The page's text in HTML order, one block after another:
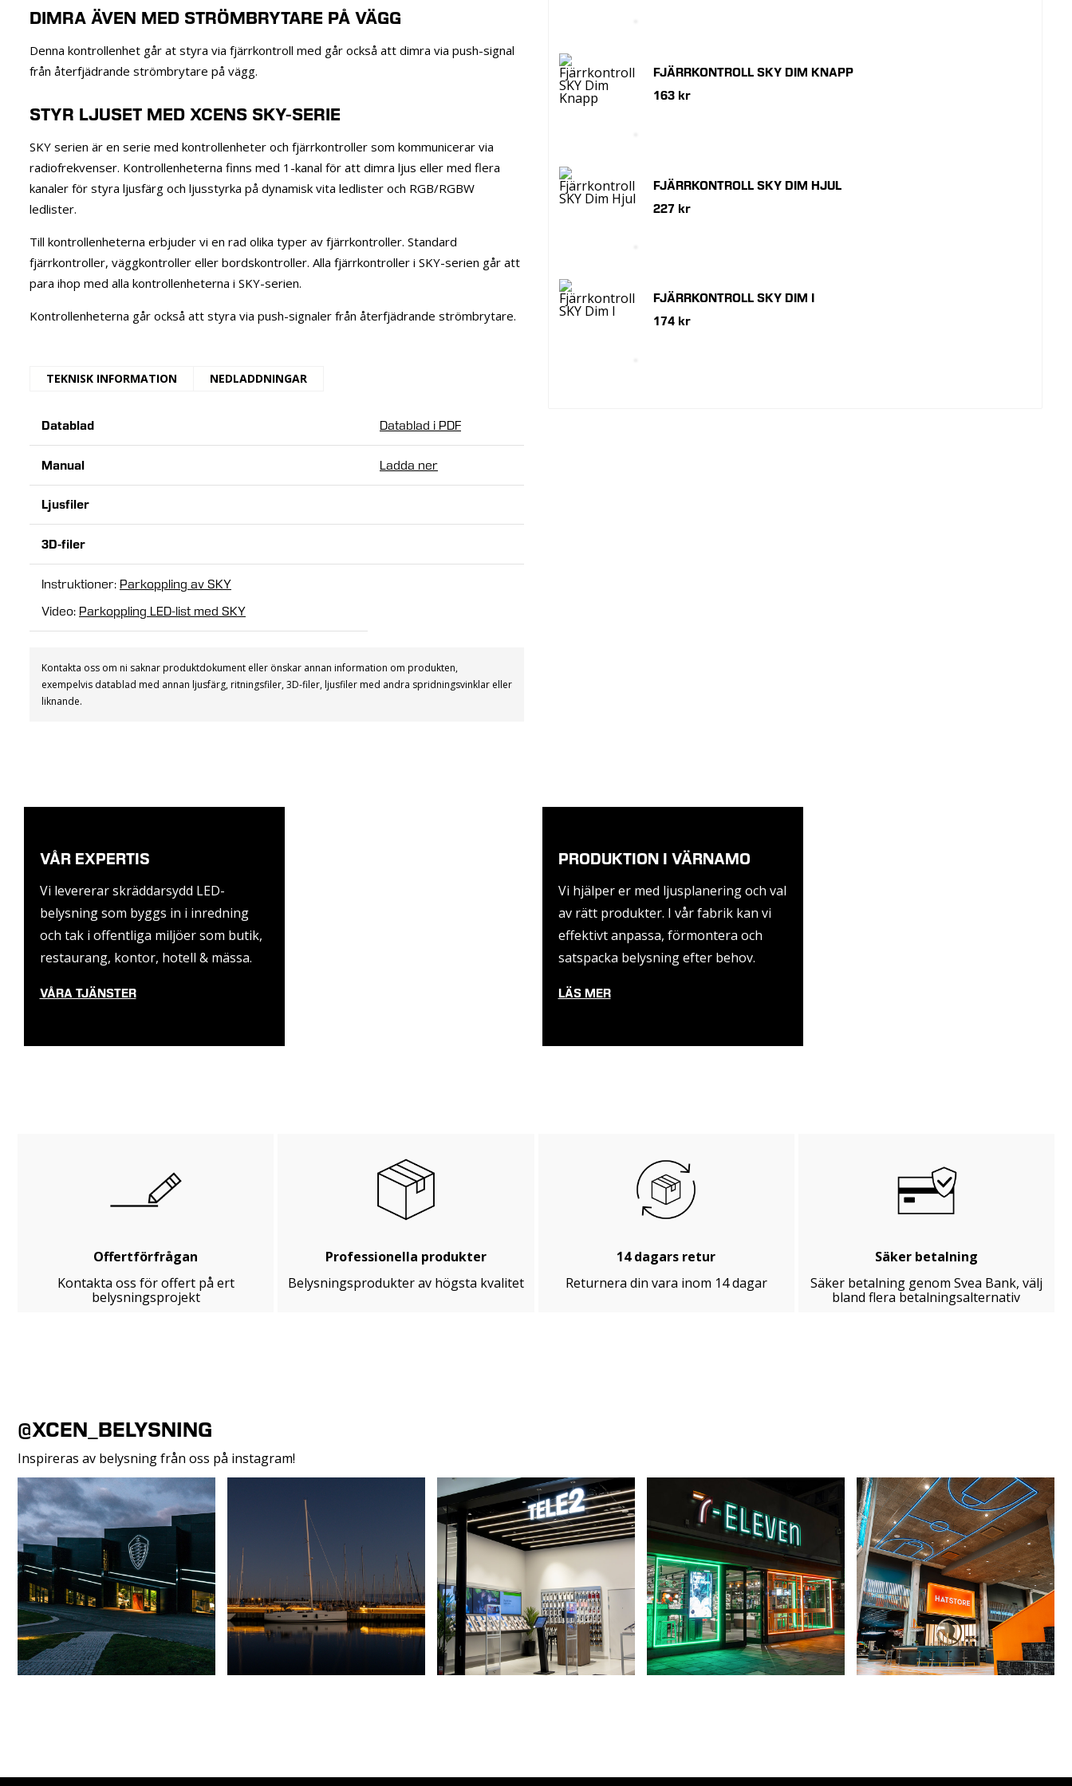
DIMRA ÄVEN MED STRÖMBRYTARE PÅ VÄGG
Denna kontrollenhet går at styra via fjärrkontroll med går också att dimra via push-signal
från återfjädrande strömbrytare på vägg.
STYR LJUSET MED XCENS SKY-SERIE
SKY serien är en serie med kontrollenheter och fjärrkontroller som kommunicerar via
radiofrekvenser. Kontrollenheterna finns med 1-kanal för att dimra ljus eller med flera
kanaler för styra ljusfärg och ljusstyrka på dynamisk vita ledlister och RGB/RGBW
ledlister.
Till kontrollenheterna erbjuder vi en rad olika typer av fjärrkontroller. Standard
fjärrkontroller, väggkontroller eller bordskontroller. Alla fjärrkontroller i SKY-serien går att
para ihop med alla kontrollenheterna i SKY-serien.
Kontrollenheterna går också att styra via push-signaler från återfjädrande strömbrytare.
TEKNISK INFORMATION
IP klass
Teknik PWM för dimring. RF 2,4GHz för fjärrkontroll
Spänning
Max ström
Max Watt 180W (12V). 360W (24V)
Anslutning Skruvplint
NEDLADDNINGAR
Datablad Datablad i PDF
Manual Ladda ner
Ljusfiler
3D-filer
Instruktioner: Parkoppling av SKY
Video: Parkoppling LED-list med SKY
Kontakta oss om ni saknar produktdokument eller önskar annan information om produkten,
exempelvis datablad med annan ljusfärg, ritningsfiler, 3D-filer, ljusfiler med andra spridningsvinklar eller
liknande.
FJÄRRKONTROLL SKY DIM KNAPP
163 kr
FJÄRRKONTROLL SKY DIM HJUL
227 kr
FJÄRRKONTROLL SKY DIM I
174 kr
VÅR EXPERTIS
Vi levererar skräddarsydd LED-
belysning som byggs in i inredning
och tak i offentliga miljöer som butik,
restaurang, kontor, hotell & mässa.
VÅRA TJÄNSTER
PRODUKTION I VÄRNAMO
Vi hjälper er med ljusplanering och val
av rätt produkter. I vår fabrik kan vi
effektivt anpassa, förmontera och
satspacka belysning efter behov.
LÄS MER
Offertförfrågan
Kontakta oss för offert på ert
belysningsprojekt
Professionella produkter
Belysningsprodukter av högsta kvalitet
14 dagars retur
Returnera din vara inom 14 dagar
Säker betalning
Säker betalning genom Svea Bank, välj
bland flera betalningsalternativ
@XCEN_BELYSNING
Inspireras av belysning från oss på instagram!